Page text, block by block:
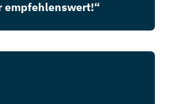
empfehlenswert!“